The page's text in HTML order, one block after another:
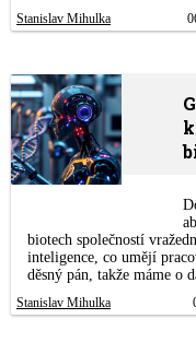
Stanislav Mihulka
biotech společností
inteligence, co umějí
děsný pán, takže máme o
Stanislav Mihulka